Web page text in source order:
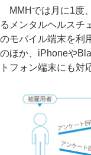
MMHでは月に1度
るメンタルヘルスチ
のモバイル端末を利
のほか、iPhoneや
トフォン端末にも対